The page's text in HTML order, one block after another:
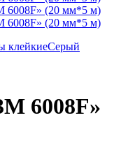
клейкиеСерый
6008F»